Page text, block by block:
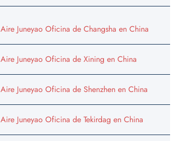
Aire Juneyao Oficina de Changsha en China
Aire Juneyao Oficina de Xining en China
Aire Juneyao Oficina de Shenzhen en China
Aire Juneyao Oficina de Tekirdag en China